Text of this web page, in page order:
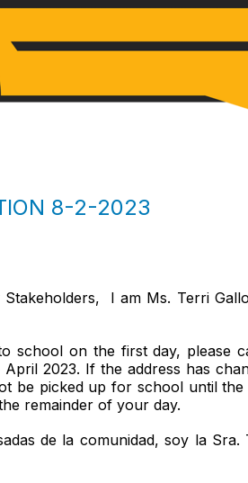
8-2-2023
Stakeholders, I am Ms. Terri
school on the first day, please
2023. If the address has
be picked up for school until
remainder of your day.
de la comunidad, soy la